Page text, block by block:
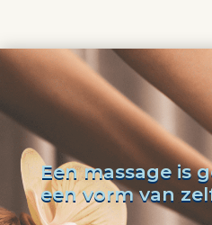
Een massage is
een vorm van